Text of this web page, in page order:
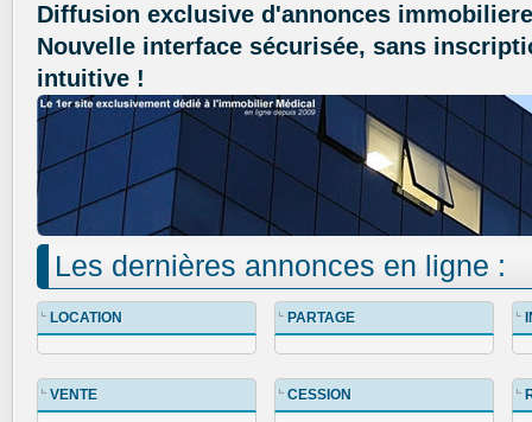
Diffusion exclusive d'annonces
Nouvelle interface sécurisée, sans
intuitive !
Les dernières annonces en ligne :
LOCATION
VENTE
PARTAGE
CESSION